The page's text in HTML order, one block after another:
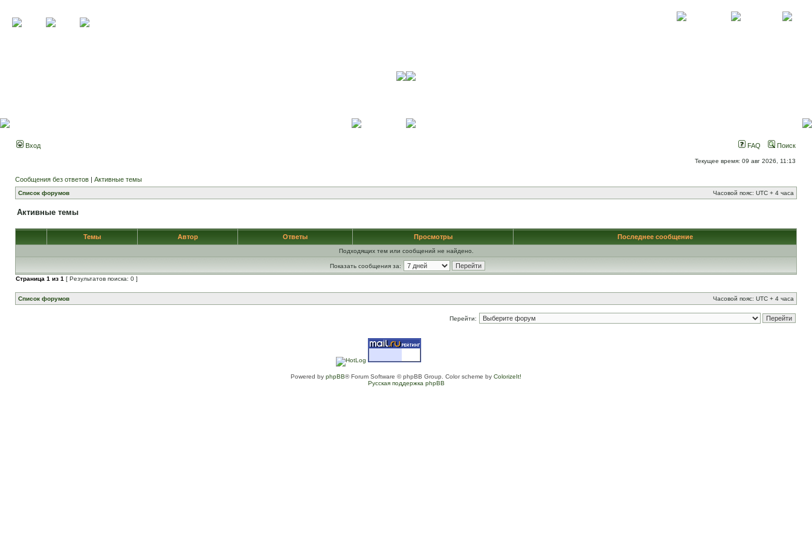
Вход FAQ Поиск
Текущее время: 09 авг 2026, 11:13
Сообщения без ответов | Активные темы
Список форумов Часовой пояс: UTC + 4 часа
Активные темы
Темы Автор Ответы Просмотры Последнее сообщение
Подходящих тем или сообщений не найдено.
Показать сообщения за:
Страница 1 из 1 [ Результатов поиска: 0 ]
Список форумов Часовой пояс: UTC + 4 часа
Перейти:
Powered by phpBB® Forum Software © phpBB Group. Color scheme by ColorizeIt!
Русская поддержка phpBB